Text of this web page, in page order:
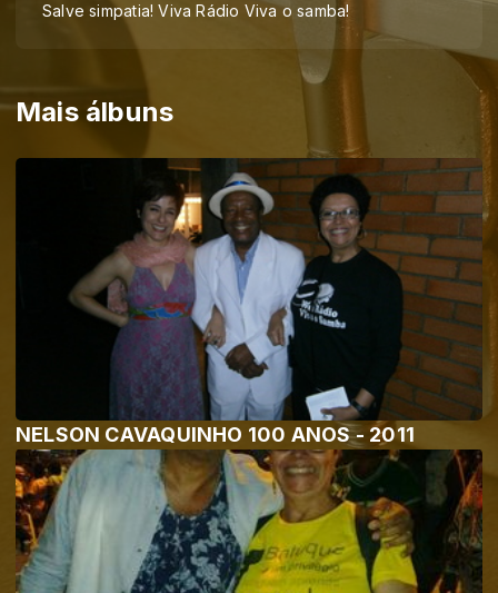
Mais álbuns
NELSON CAVAQUINHO 100 ANOS - 2011
Salve simpatia! Viva Rádio Viva o samba!